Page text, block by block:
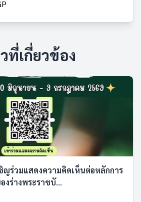
ที่เกี่ยวข้อง
ร่วมแสดงความคิดเห็นต่อหลักการ
งร่างพระราชบั...